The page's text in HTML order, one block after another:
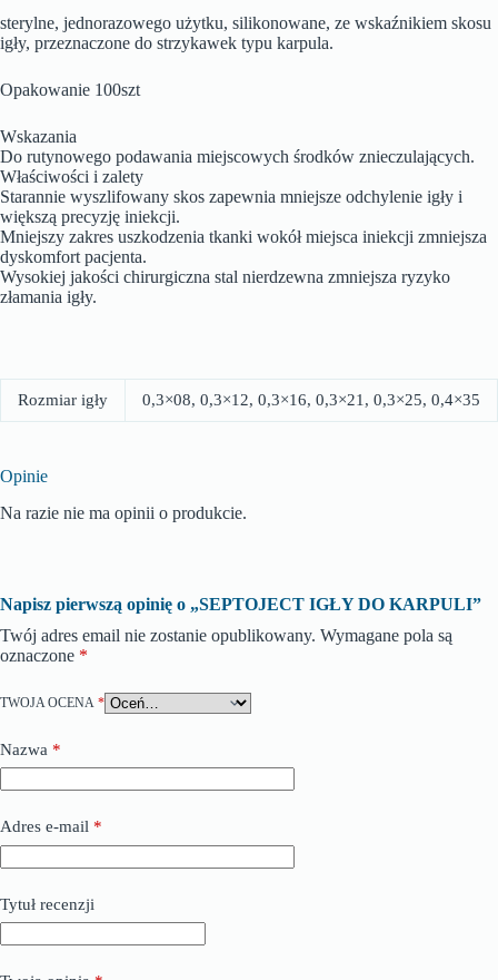
sterylne, jednorazowego użytku, silikonowane, ze wskaźnikiem skosu
igły, przeznaczone do strzykawek typu karpula.
Opakowanie 100szt
Wskazania
Do rutynowego podawania miejscowych środków znieczulających.
Właściwości i zalety
Starannie wyszlifowany skos zapewnia mniejsze odchylenie igły i
większą precyzję iniekcji.
Mniejszy zakres uszkodzenia tkanki wokół miejsca iniekcji zmniejsza
dyskomfort pacjenta.
Wysokiej jakości chirurgiczna stal nierdzewna zmniejsza ryzyko
złamania igły.
Rozmiar igły 0,3×08, 0,3×12, 0,3×16, 0,3×21, 0,3×25, 0,4×35
Opinie
Na razie nie ma opinii o produkcie.
Napisz pierwszą opinię o „SEPTOJECT IGŁY DO KARPULI”
Twój adres email nie zostanie opublikowany. Wymagane pola są
oznaczone *
TWOJA OCENA *
Nazwa *
Adres e-mail *
Tytuł recenzji